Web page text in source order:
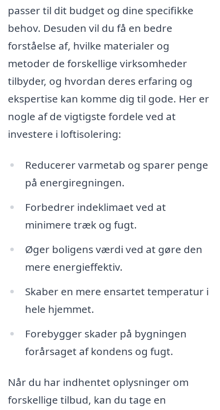
passer til dit budget og dine specifikke
behov. Desuden vil du få en bedre
forståelse af, hvilke materialer og
metoder de forskellige virksomheder
tilbyder, og hvordan deres erfaring og
ekspertise kan komme dig til gode. Her er
nogle af de vigtigste fordele ved at
investere i loftisolering:
Reducerer varmetab og sparer penge
på energiregningen.
Forbedrer indeklimaet ved at
minimere træk og fugt.
Øger boligens værdi ved at gøre den
mere energieffektiv.
Skaber en mere ensartet temperatur i
hele hjemmet.
Forebygger skader på bygningen
forårsaget af kondens og fugt.
Når du har indhentet oplysninger om
forskellige tilbud, kan du tage en